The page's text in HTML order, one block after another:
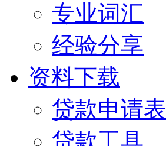
专业词汇
经验分享
资料下载
贷款申请表